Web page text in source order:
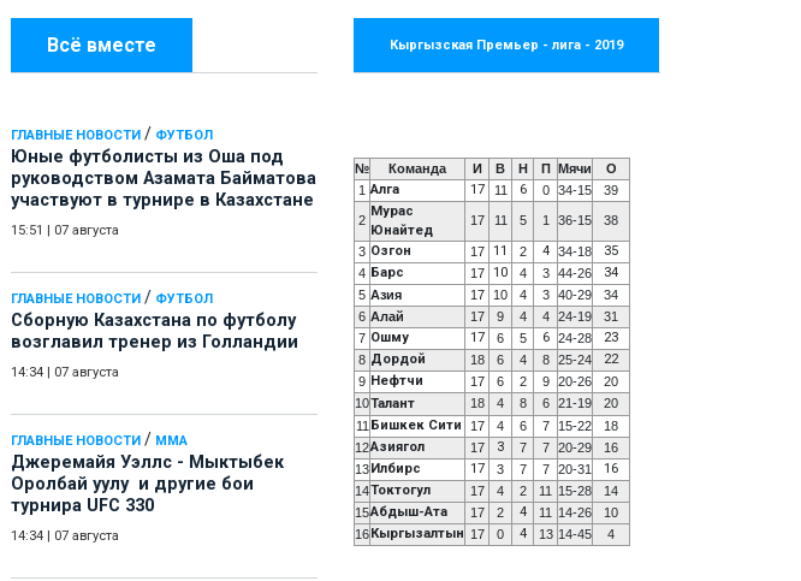
Всё вместе
ГЛАВНЫЕ НОВОСТИ / ФУТБОЛ
Юные футболисты из Оша под
руководством Азамата Байматова
участвуют в турнире в Казахстане
15:51 07 августа
ГЛАВНЫЕ НОВОСТИ / ФУТБОЛ
Сборную Казахстана по футболу
возглавил тренер из Голландии
14:34 07 августа
ГЛАВНЫЕ НОВОСТИ / ММА
Джеремайя Уэллс - Мыктыбек
Оролбай уулу и другие бои
турнира UFC 330
14:34 07 августа
Кыргызская Премьер - лига - 2019
№ Команда И В Н П Мячи
О
1 Алга 17 11 6 0 34-15 39
2
Мурас
Юнайтед
17 11 5 1 36-15 38
3 Озгон 17 11 2 4 34-18 35
4 Барс 17 10 4 3 44-26 34
5 Азия 17 10 4 3 40-29
34
6 Алай 17 9 4 4 24-19
31
7 Ошму 17 6 5 6 24-28 23
8 Дордой 18 6 4 8 25-24 22
9 Нефтчи 17 6 2 9 20-26
20
10Талант 18 4 8 6 21-19
20
11 Бишкек Сити 17 4 6 7 15-22
18
12Азиягол 17 3 7 7 20-29
16
13 Илбирс 17 3 7 7 20-31 16
14Токтогул 17 4 2 11 15-28
14
15Абдыш-Ата 17 2 4 11 14-26
10
16 Кыргызалтын 17 0 4 13 14-45 4